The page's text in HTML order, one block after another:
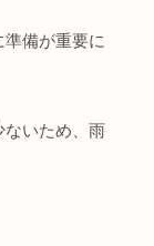
備が重要に
ないため、雨